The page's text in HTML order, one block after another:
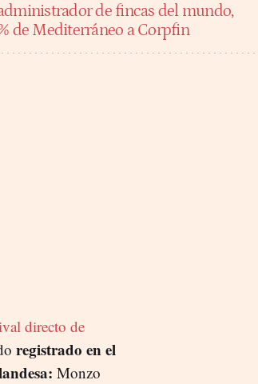
de fincas del mundo,
de Mediterráneo a Corpfin
directo de
registrado en el
Monzo